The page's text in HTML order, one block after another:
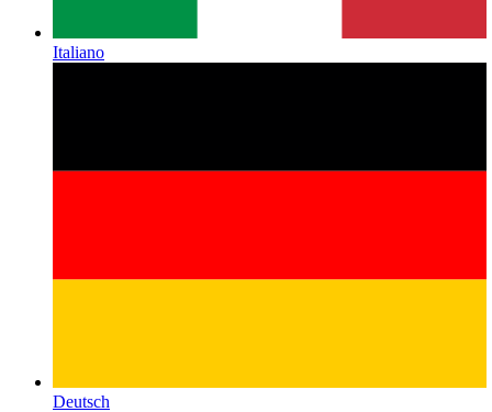
Italiano
Deutsch